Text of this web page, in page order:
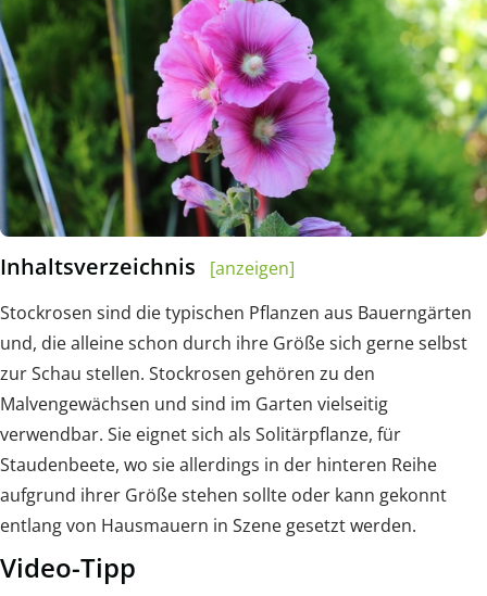
Inhaltsverzeichnis
[anzeigen]
Stockrosen sind die typischen Pflanzen aus Bauerngärten
und, die alleine schon durch ihre Größe sich gerne selbst
zur Schau stellen. Stockrosen gehören zu den
Malvengewächsen und sind im Garten vielseitig
verwendbar. Sie eignet sich als Solitärpflanze, für
Staudenbeete, wo sie allerdings in der hinteren Reihe
aufgrund ihrer Größe stehen sollte oder kann gekonnt
entlang von Hausmauern in Szene gesetzt werden.
Video-Tipp